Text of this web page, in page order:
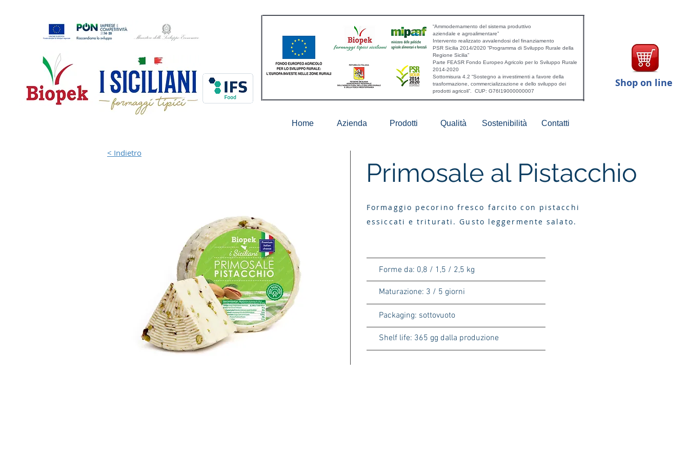
“Ammodernamento del sistema produttivo
aziendale e agroalimentare”
Intervento realizzato avvalendosi del finanziamento
PSR Sicilia 2014/2020 “Programma di Sviluppo Rurale della
Regione Sicilia”
Parte FEASR Fondo Europeo Agricolo per lo Sviluppo Rurale
2014-2020
Sottomisura 4.2 “Sostegno a investimenti a favore della
trasformazione, commercializzazione e dello sviluppo dei
prodotti agricoli”. CUP: G76I19000000007
Shop on line
Home Azienda Prodotti Qualità Sostenibilità Contatti
< Indietro
Primosale al Pistacchio
Formaggio pecorino fresco farcito con pistacchi
essiccati e triturati. Gusto leggermente salato.
Forme da: 0,8 / 1,5 / 2,5 kg
Maturazione: 3 / 5 giorni
Packaging: sottovuoto
Shelf life: 365 gg dalla produzione